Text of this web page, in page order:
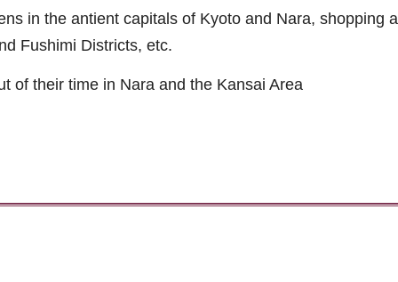
in the antient capitals of Kyoto and Nara, shopping
Fushimi Districts, etc.
of their time in Nara and the Kansai Area